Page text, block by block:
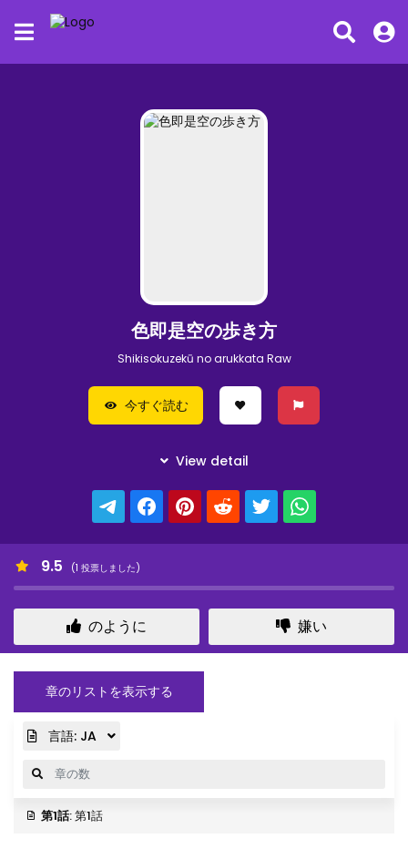
色即是空の歩き方
Shikisokuzekū no arukkata Raw
今すぐ読む
9.5 (1 投票しました)
のように 嫌い
章のリストを表示する
言語: JA
第1話: 第1話